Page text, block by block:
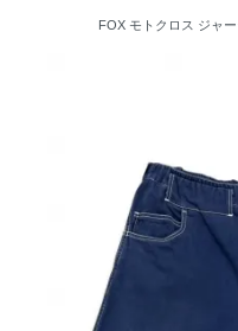
FOX モトクロス ジャ